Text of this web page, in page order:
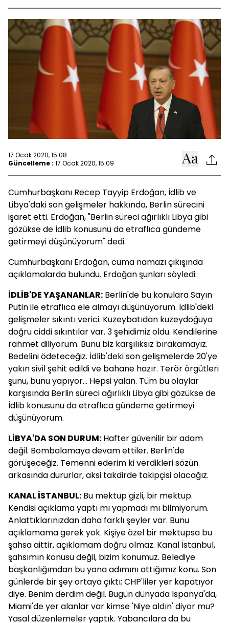
17 Ocak 2020, 15:08
Güncelleme : 17 Ocak 2020, 15:09
Cumhurbaşkanı Recep Tayyip Erdoğan, İdlib ve
Libya'daki son gelişmeler hakkında, Berlin sürecini
işaret etti. Erdoğan, "Berlin süreci ağırlıklı Libya gibi
gözükse de İdlib konusunu da etraflıca gündeme
getirmeyi düşünüyorum" dedi.
Cumhurbaşkanı Erdoğan, cuma namazı çıkışında
açıklamalarda bulundu. Erdoğan şunları söyledi:
İDLİB'DE YAŞANANLAR: Berlin'de bu konulara Sayın
Putin ile etraflıca ele almayı düşünüyorum. İdlib'deki
gelişmeler sıkıntı verici. Kuzeybatıdan kuzeydoğuya
doğru ciddi sıkıntılar var. 3 şehidimiz oldu. Kendilerine
rahmet diliyorum. Bunu biz karşılıksız bırakamayız.
Bedelini ödeteceğiz. İdlib'deki son gelişmelerde 20'ye
yakın sivil şehit edildi ve bahane hazır. Terör örgütleri
şunu, bunu yapıyor... Hepsi yalan. Tüm bu olaylar
karşısında Berlin süreci ağırlıklı Libya gibi gözükse de
İdlib konusunu da etraflıca gündeme getirmeyi
düşünüyorum.
LİBYA'DA SON DURUM: Hafter güvenilir bir adam
değil. Bombalamaya devam ettiler. Berlin'de
görüşeceğiz. Temenni ederim ki verdikleri sözün
arkasında dururlar, aksi takdirde takipçisi olacağız.
KANAL İSTANBUL: Bu mektup gizli, bir mektup.
Kendisi açıklama yaptı mı yapmadı mı bilmiyorum.
Anlattıklarınızdan daha farklı şeyler var. Bunu
açıklamama gerek yok. Kişiye özel bir mektupsa bu
şahsa aittir, açıklamam doğru olmaz. Kanal İstanbul,
şahsımın konusu değil, bizim konumuz. Belediye
başkanlığımdan bu yana adımını attığımız konu. Son
günlerde bir şey ortaya çıktı; CHP'liler yer kapatıyor
diye. Benim derdim değil. Bugün dünyada İspanya'da,
Miami'de yer alanlar var kimse 'Niye aldın' diyor mu?
Yasal düzenlemeler yaptık. Yabancılara da bu